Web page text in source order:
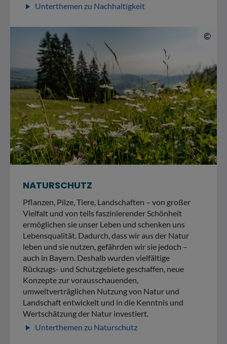
play_arrow Unterthemen zu Nachhaltigkeit
©
NATURSCHUTZ
Pflanzen, Pilze, Tiere, Landschaften – von großer
Vielfalt und von teils faszinierender Schönheit
ermöglichen sie unser Leben und schenken uns
Lebensqualität. Dadurch, dass wir aus der Natur
leben und sie nutzen, gefährden wir sie jedoch –
auch in Bayern. Deshalb wurden vielfältige
Rückzugs- und Schutzgebiete geschaffen, neue
Konzepte zur vorausschauenden,
umweltverträglichen Nutzung von Natur und
Landschaft entwickelt und in die Kenntnis und
Wertschätzung der Natur investiert.
play_arrow Unterthemen zu Naturschutz